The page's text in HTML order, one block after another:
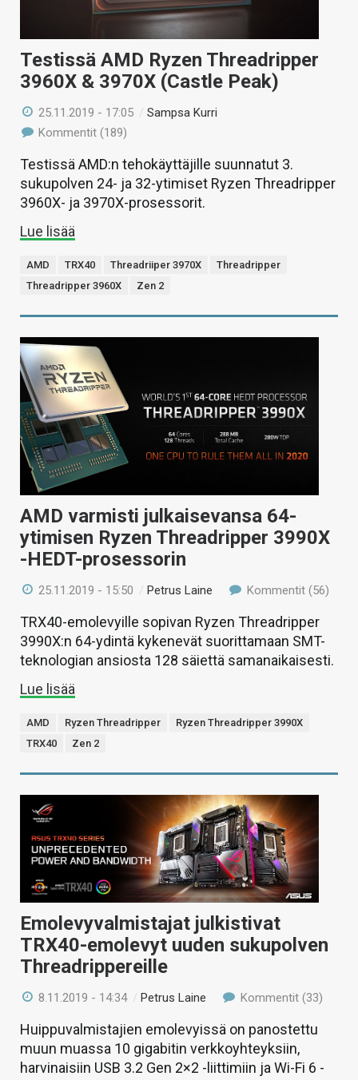
Testissä AMD Ryzen Threadripper
3960X & 3970X (Castle Peak)
25.11.2019 - 17:05 /Sampsa Kurri
Kommentit (189)
Testissä AMD:n tehokäyttäjille suunnatut 3.
sukupolven 24- ja 32-ytimiset Ryzen Threadripper
3960X- ja 3970X-prosessorit.
Lue lisää
AMD TRX40 Threadriiper 3970X
Threadripper
Threadripper 3960X
Zen 2
AMD varmisti julkaisevansa 64-
ytimisen Ryzen Threadripper 3990X
-HEDT-prosessorin
25.11.2019 - 15:50 /Petrus Laine Kommentit (56)
TRX40-emolevyille sopivan Ryzen Threadripper
3990X:n 64-ydintä kykenevät suorittamaan SMT-
teknologian ansiosta 128 säiettä samanaikaisesti.
Lue lisää
AMD Ryzen Threadripper
Ryzen Threadripper 3990X
TRX40
Zen 2
Emolevyvalmistajat julkistivat
TRX40-emolevyt uuden sukupolven
Threadrippereille
8.11.2019 - 14:34 /Petrus Laine Kommentit (33)
Huippuvalmistajien emolevyissä on panostettu
muun muassa 10 gigabitin verkkoyhteyksiin,
harvinaisiin USB 3.2 Gen 2×2 -liittimiin ja Wi-Fi 6 -